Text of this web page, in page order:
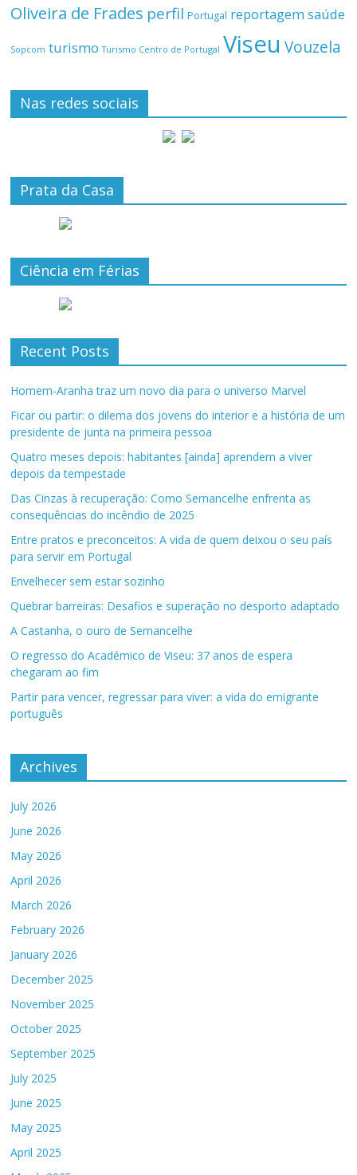
Oliveira de Frades perfil Portugal reportagemsaúde
Sopcom turismo Turismo Centro de Portugal Viseu Vouzela
Nas redes sociais
Prata da Casa
Ciência em Férias
Recent Posts
Homem-Aranha traz um novo dia para o universo Marvel
Ficar ou partir: o dilema dos jovens do interior e a história de um
presidente de junta na primeira pessoa
Quatro meses depois: habitantes [ainda] aprendem a viver
depois da tempestade
Das Cinzas à recuperação: Como Sernancelhe enfrenta as
consequências do incêndio de 2025
Entre pratos e preconceitos: A vida de quem deixou o seu país
para servir em Portugal
Envelhecer sem estar sozinho
Quebrar barreiras: Desafios e superação no desporto adaptado
A Castanha, o ouro de Sernancelhe
O regresso do Académico de Viseu: 37 anos de espera
chegaram ao fim
Partir para vencer, regressar para viver: a vida do emigrante
português
Archives
July 2026
June 2026
May 2026
April 2026
March 2026
February 2026
January 2026
December 2025
November 2025
October 2025
September 2025
July 2025
June 2025
May 2025
April 2025